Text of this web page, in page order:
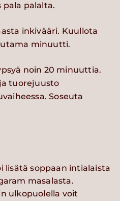
pala palalta.
inkivääri. Kuullota
minuutti.
noin 20 minuuttia.
tuorejuusto
Soseuta
lisätä soppaan intialaista
masalasta.
ulkopuolella voit